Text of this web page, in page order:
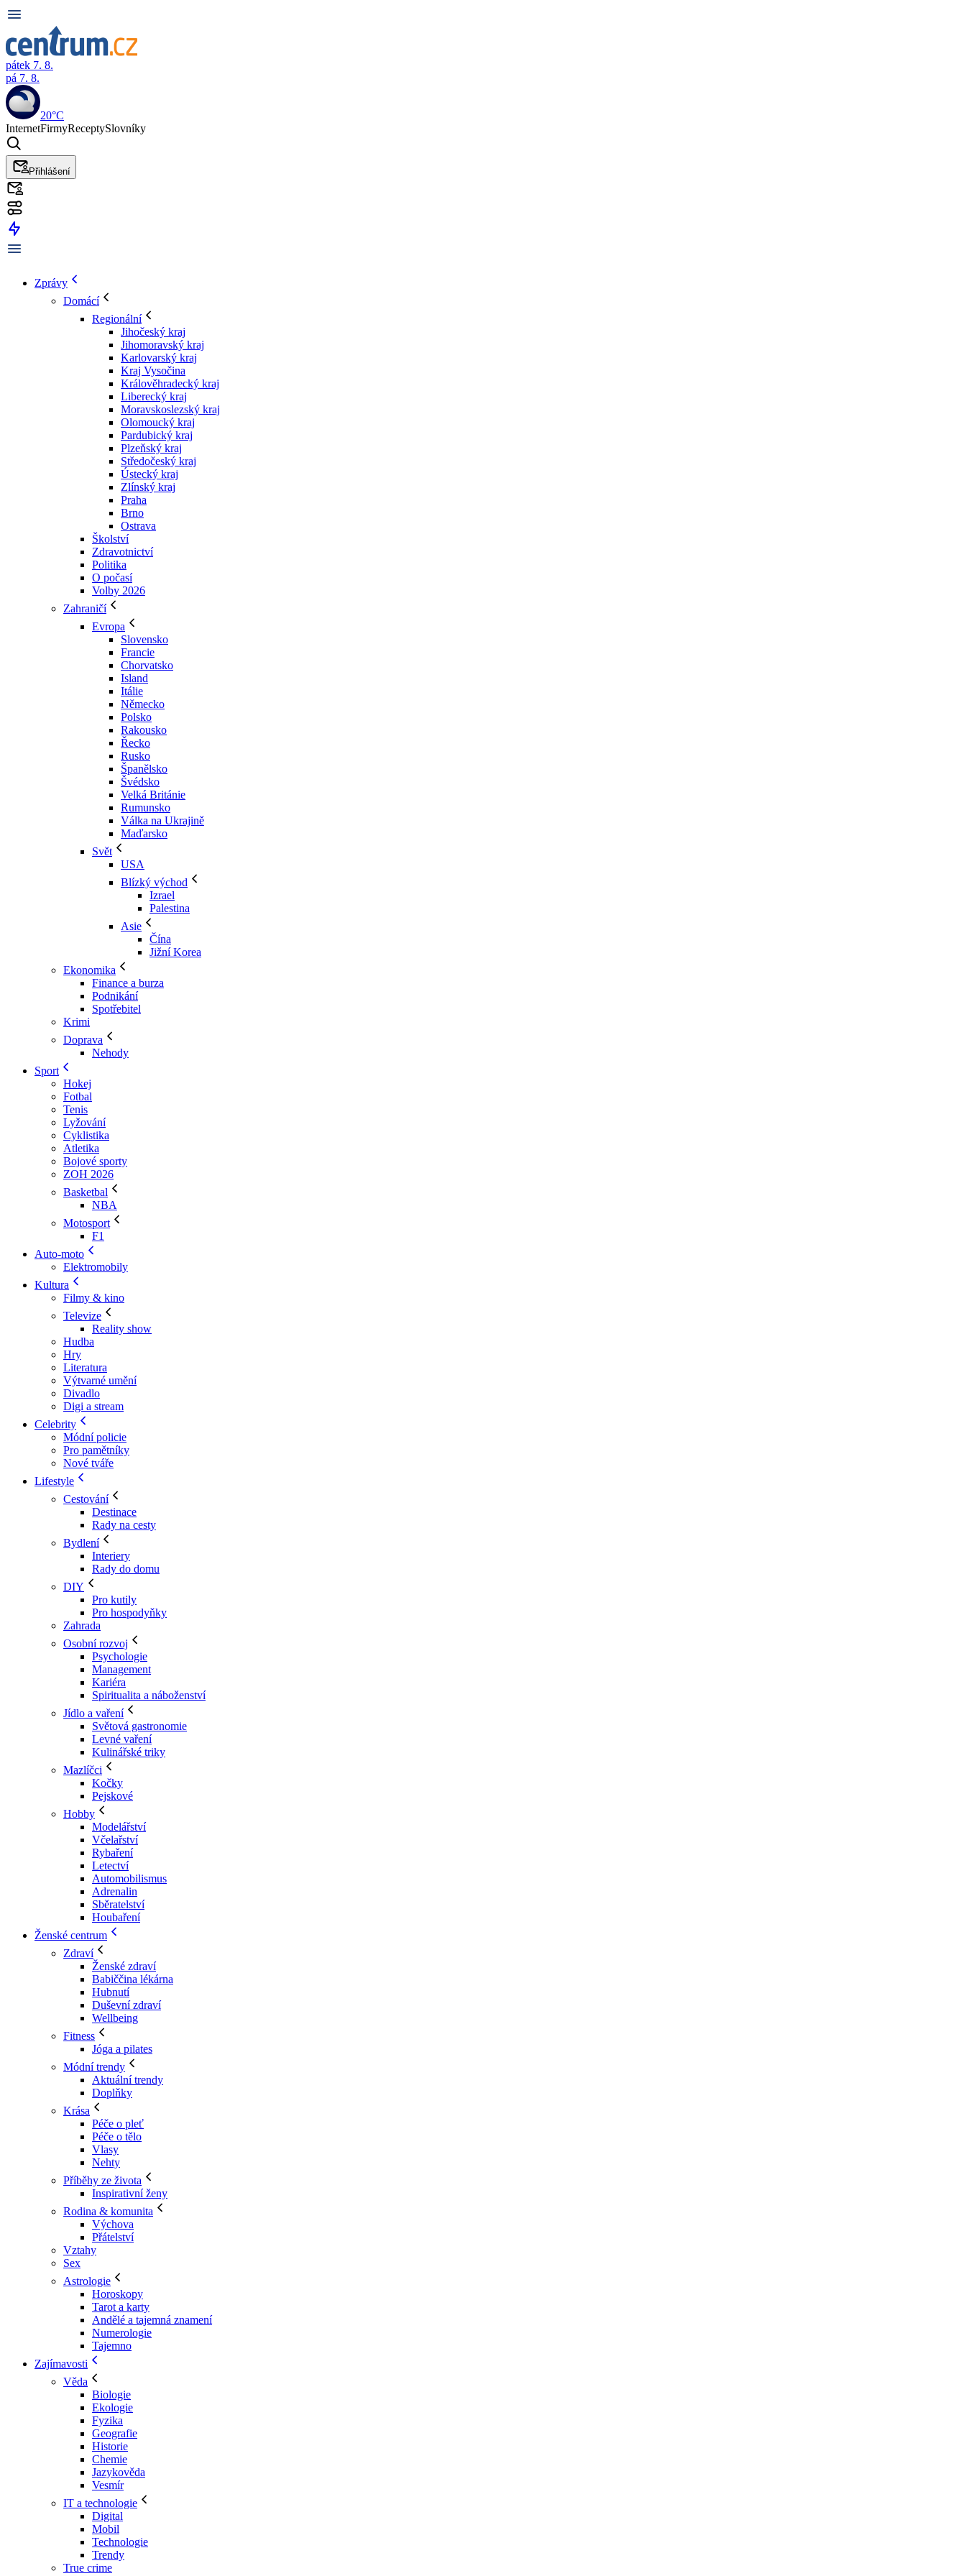
pátek 7. 8.
pá 7. 8.
20°C
InternetFirmyReceptySlovníky
Přihlášení
Zprávy
Domácí
Regionální
Jihočeský kraj
Jihomoravský kraj
Karlovarský kraj
Kraj Vysočina
Králověhradecký kraj
Liberecký kraj
Moravskoslezský kraj
Olomoucký kraj
Pardubický kraj
Plzeňský kraj
Středočeský kraj
Ústecký kraj
Zlínský kraj
Praha
Brno
Ostrava
Školství
Zdravotnictví
Politika
O počasí
Volby 2026
Zahraničí
Evropa
Slovensko
Francie
Chorvatsko
Island
Itálie
Německo
Polsko
Rakousko
Řecko
Rusko
Španělsko
Švédsko
Velká Británie
Rumunsko
Válka na Ukrajině
Maďarsko
Svět
USA
Blízký východ
Izrael
Palestina
Asie
Čína
Jižní Korea
Ekonomika
Finance a burza
Podnikání
Spotřebitel
Krimi
Doprava
Nehody
Sport
Hokej
Fotbal
Tenis
Lyžování
Cyklistika
Atletika
Bojové sporty
ZOH 2026
Basketbal
NBA
Motosport
F1
Auto-moto
Elektromobily
Kultura
Filmy & kino
Televize
Reality show
Hudba
Hry
Literatura
Výtvarné umění
Divadlo
Digi a stream
Celebrity
Módní policie
Pro pamětníky
Nové tváře
Lifestyle
Cestování
Destinace
Rady na cesty
Bydlení
Interiery
Rady do domu
DIY
Pro kutily
Pro hospodyňky
Zahrada
Osobní rozvoj
Psychologie
Management
Kariéra
Spiritualita a náboženství
Jídlo a vaření
Světová gastronomie
Levné vaření
Kulinářské triky
Mazlíčci
Kočky
Pejskové
Hobby
Modelářství
Včelařství
Rybaření
Letectví
Automobilismus
Adrenalin
Sběratelství
Houbaření
Ženské centrum
Zdraví
Ženské zdraví
Babiččina lékárna
Hubnutí
Duševní zdraví
Wellbeing
Fitness
Jóga a pilates
Módní trendy
Aktuální trendy
Doplňky
Krása
Péče o pleť
Péče o tělo
Vlasy
Nehty
Příběhy ze života
Inspirativní ženy
Rodina & komunita
Výchova
Přátelství
Vztahy
Sex
Astrologie
Horoskopy
Tarot a karty
Andělé a tajemná znamení
Numerologie
Tajemno
Zajímavosti
Věda
Biologie
Ekologie
Fyzika
Geografie
Historie
Chemie
Jazykověda
Vesmír
IT a technologie
Digital
Mobil
Technologie
Trendy
True crime